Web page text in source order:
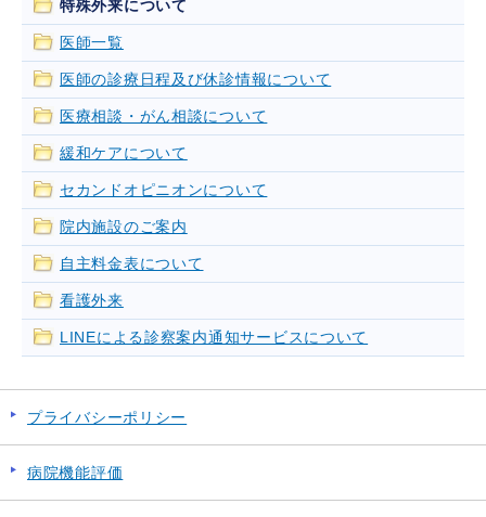
特殊外来について
医師一覧
医師の診療日程及び休診情報について
医療相談・がん相談について
緩和ケアについて
セカンドオピニオンについて
院内施設のご案内
自主料金表について
看護外来
LINEによる診察案内通知サービスについて
プライバシーポリシー
病院機能評価